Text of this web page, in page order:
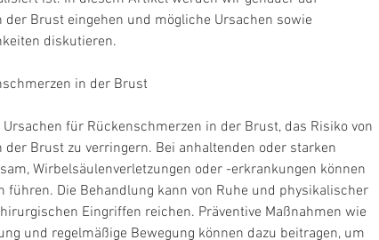
der Brust eingehen und mögliche Ursachen sowie
diskutieren.
in der Brust
für Rückenschmerzen in der Brust, das Risiko von
der Brust zu verringern. Bei anhaltenden oder starken
Wirbelsäulenverletzungen oder -erkrankungen können
führen. Die Behandlung kann von Ruhe und physikalischer
Eingriffen reichen. Präventive Maßnahmen wie
und regelmäßige Bewegung können dazu beitragen, um